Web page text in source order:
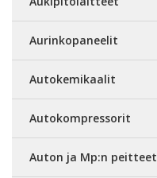
Aurinkopaneelit
Autokemikaalit
Autokompressorit
Auton ja Mp:n peitteet